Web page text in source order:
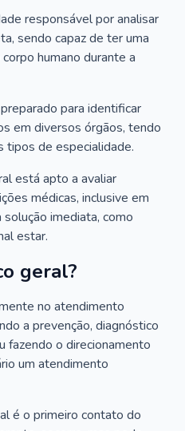
responsável por analisar
sendo capaz de ter uma
humano durante a
para identificar
em diversos órgãos, tendo
tipos de especialidade.
está apto a avaliar
médicas, inclusive em
imediata, como
estar.
geral?
no atendimento
a prevenção, diagnóstico
fazendo o direcionamento
um atendimento
é o primeiro contato do